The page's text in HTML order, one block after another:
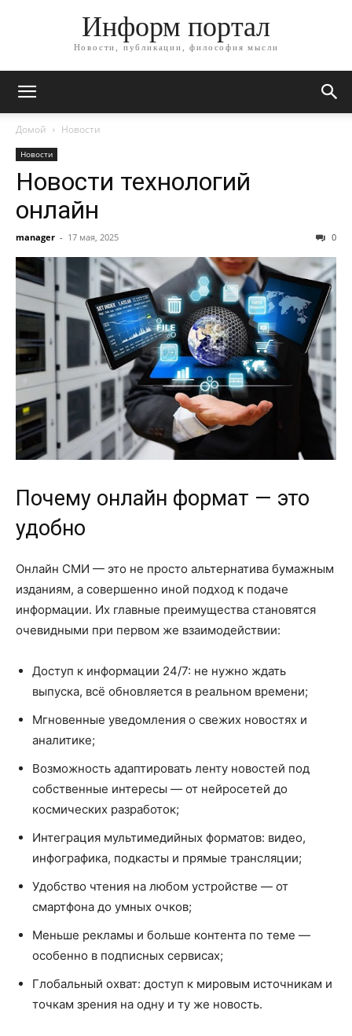
Информ портал
Новости, публикации, философия мысли
Домой Новости
Новости
Новости технологий
онлайн
manager - 17 мая, 2025 0
Почему онлайн формат — это
удобно
Онлайн СМИ — это не просто альтернатива бумажным
изданиям, а совершенно иной подход к подаче
информации. Их главные преимущества становятся
очевидными при первом же взаимодействии:
Доступ к информации 24/7: не нужно ждать
выпуска, всё обновляется в реальном времени;
Мгновенные уведомления о свежих новостях и
аналитике;
Возможность адаптировать ленту новостей под
собственные интересы — от нейросетей до
космических разработок;
Интеграция мультимедийных форматов: видео,
инфографика, подкасты и прямые трансляции;
Удобство чтения на любом устройстве — от
смартфона до умных очков;
Меньше рекламы и больше контента по теме —
особенно в подписных сервисах;
Глобальный охват: доступ к мировым источникам и
точкам зрения на одну и ту же новость.